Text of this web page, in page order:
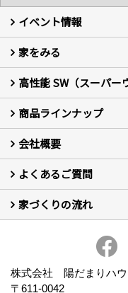
イベント情報
イベント予告
イベント報告
家をみる
フォトギャラリー
現場レポート
お客様の声
高性能 SW（スーパー
新築住宅の制振SW工法
セミ新築のSW工法（
商品ラインナップ
セミ新築 (商標登録
完全自由設計 注文住
自然素材の家 注文住
T-CLASS-北欧風セレ
会社概要
はじめての方 社長の
会社の歴史・陽だま
スタッフ紹介
スタッフブログ
会社情報
アクセス
会社紹介の動画
プライバシーポリシー
よくあるご質問
新築について (10)
リフォームについて (2)
家づくりの流れ
株式会社 陽だまりハウ
〒611-0042